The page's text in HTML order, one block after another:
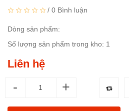
/ 0 Bình luận
Dòng sản phẩm:
Số lượng sản phẩm trong kho: 1
Liên hệ
- +